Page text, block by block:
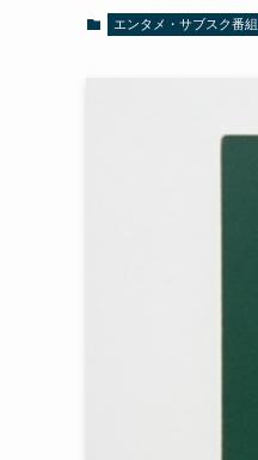
エンタメ・サブスク番組